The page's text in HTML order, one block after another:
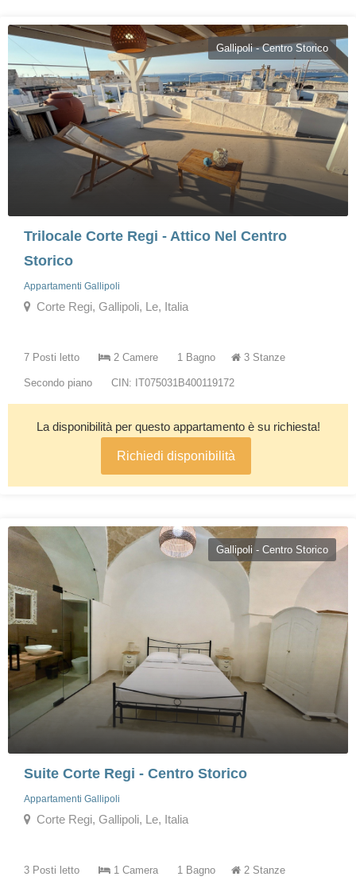
Gallipoli - Centro Storico
Trilocale Corte Regi - Attico Nel Centro
Storico
Appartamenti Gallipoli
Corte Regi, Gallipoli, Le, Italia
7 Posti letto 2 Camere 1 Bagno 3 Stanze
Secondo piano CIN: IT075031B400119172
La disponibilità per questo appartamento è su richiesta!
Richiedi disponibilità
Gallipoli - Centro Storico
Suite Corte Regi - Centro Storico
Appartamenti Gallipoli
Corte Regi, Gallipoli, Le, Italia
3 Posti letto 1 Camera 1 Bagno 2 Stanze